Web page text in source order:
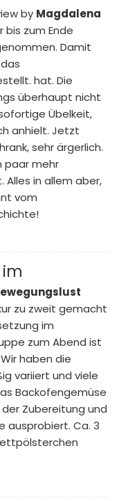
by Magdalena
zum Ende
Damit
hat. Die
überhaupt nicht
Übelkeit,
anhielt. Jetzt
sehr ärgerlich.
paar mehr
in allem aber,
vom
zu zweit gemacht
im
zum Abend ist
haben die
variiert und viele
Backofengemüse
Zubereitung und
ausprobiert. Ca. 3